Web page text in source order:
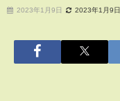
2023年1月9日 2023年1月9日